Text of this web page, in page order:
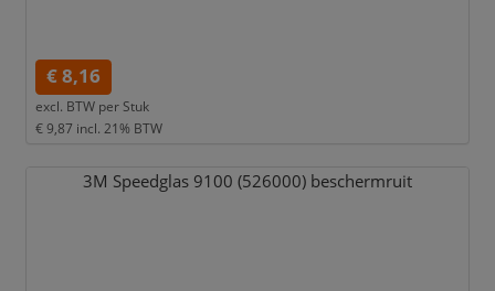
€ 8,16
excl. BTW per Stuk
€ 9,87 incl. 21% BTW
3M Speedglas 9100 (526000) beschermruit